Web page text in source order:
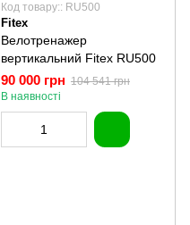
Код товару:: RU500
Fitex
Велотренажер
вертикальний Fitex RU500
90 000 грн 104 541 грн
В наявності